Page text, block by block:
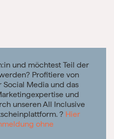
und möchtest Teil der
Profitiere von
Media und das
und
unseren All Inclusive
? Hier
ohne